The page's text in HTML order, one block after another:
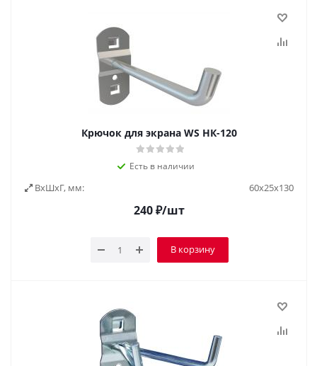
Крючок для экрана WS НК-120
Есть в наличии
ВxШxГ, мм: 60x25x130
240₽/шт
В корзину